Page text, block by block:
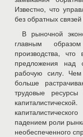
Известно, что
без обратных
В рыночной
главным
производства,
предложения над
рабочую силу.
больше
трудовые
падением роли
необеспеченного